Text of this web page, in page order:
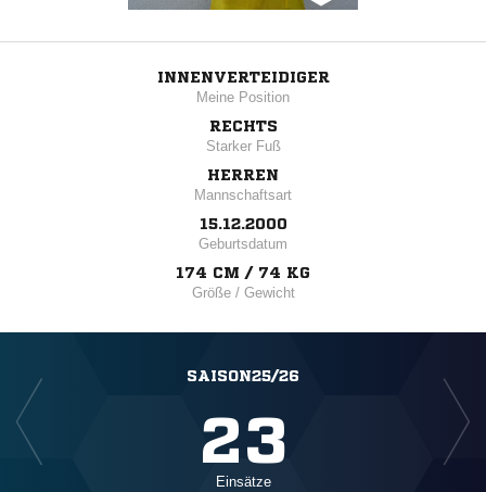
INNENVERTEIDIGER
Meine Position
RECHTS
Starker Fuß
HERREN
Mannschaftsart
15.12.2000
Geburtsdatum
174 CM / 74 KG
Größe / Gewicht
SAISON25/26
23
Einsätze